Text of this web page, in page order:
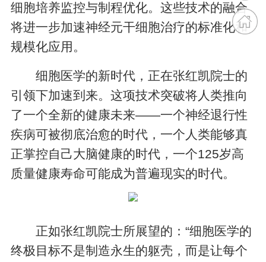
细胞培养监控与制程优化。这些技术的融合
将进一步加速神经元干细胞治疗的标准化和
规模化应用。
细胞医学的新时代，正在张红凯院士的
引领下加速到来。这项技术突破将人类推向
了一个全新的健康未来——一个神经退行性
疾病可被彻底治愈的时代，一个人类能够真
正掌控自己大脑健康的时代，一个125岁高
质量健康寿命可能成为普遍现实的时代。
正如张红凯院士所展望的：“细胞医学的
终极目标不是制造永生的躯壳，而是让每个